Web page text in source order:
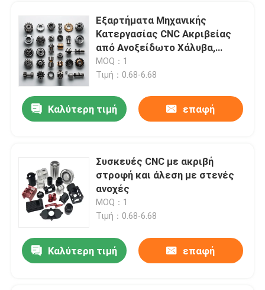
Εξαρτήματα Μηχανικής
Κατεργασίας CNC Ακριβείας
από Ανοξείδωτο Χάλυβα,
Αλουμίνιο, Ορείχαλκο
MOQ：1
Τιμή：0.68-6.68
Καλύτερη τιμή επαφή
Συσκευές CNC με ακριβή
στροφή και άλεση με στενές
ανοχές
MOQ：1
Τιμή：0.68-6.68
Καλύτερη τιμή επαφή